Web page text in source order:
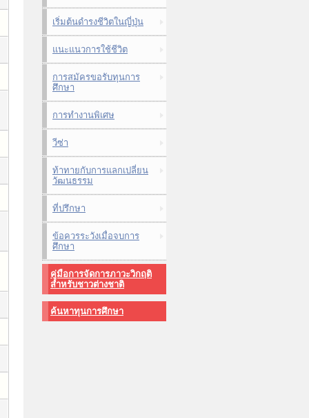
เริ่มต้นดำรงชีวิตในญี่ปุ่น
แนะแนวการใช้ชีวิต
การสมัครขอรับทุนการ
ศึกษา
การทำงานพิเศษ
วีซ่า
ท้าทายกับการแลกเปลี่ยน
วัฒนธรรม
ที่ปรึกษา
ข้อควรระวังเมื่อจบการ
ศึกษา
คู่มือการจัดการภาวะวิกฤติ
สำหรับชาวต่างชาติ
ค้นหาทุนการศึกษา